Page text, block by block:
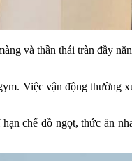
và thần thái tràn đầy
Việc vận động thường
chế đồ ngọt, thức ăn